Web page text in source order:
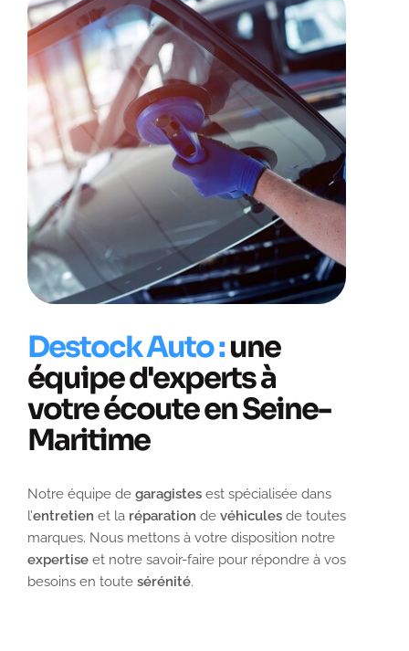
Destock Auto :une
équipe d'experts à
votre écoute en Seine-
Maritime
Notre équipe de garagistes est spécialisée dans
l’entretien et la réparation de véhicules de toutes
marques. Nous mettons à votre disposition notre
expertise et notre savoir-faire pour répondre à vos
besoins en toute sérénité.